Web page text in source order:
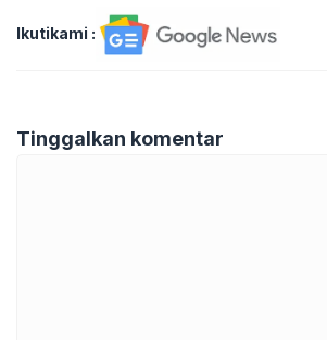
Ikutikami :
Tinggalkan komentar